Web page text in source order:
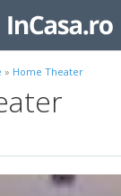
» Home Theater